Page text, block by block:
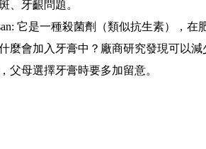
、牙齦問題。
它是一種殺菌劑（類似抗生素），
麼會加入牙膏中？廠商研究發現可以
父母選擇牙膏時要多加留意。